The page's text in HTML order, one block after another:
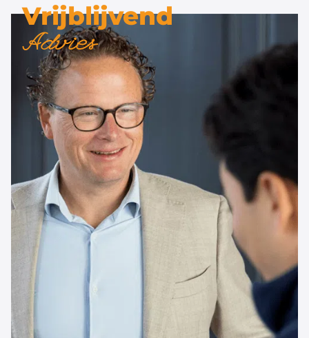
Vrijblijvend
Advies